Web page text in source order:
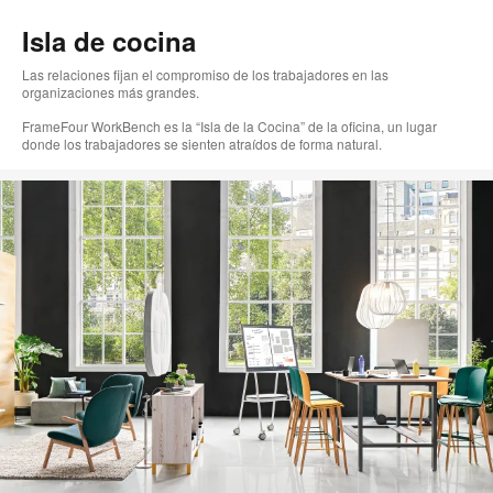
Isla de cocina
Las relaciones fijan el compromiso de los trabajadores en las
organizaciones más grandes.
FrameFour WorkBench es la “Isla de la Cocina” de la oficina, un lugar
donde los trabajadores se sienten atraídos de forma natural.